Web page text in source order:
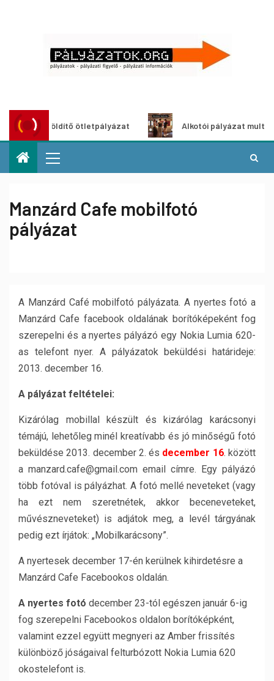
ötletpályázat Alkotói pályázat multimédia-
Manzárd Cafe mobilfotó
pályázat
A Manzárd Café mobilfotó pályázata. A nyertes fotó a
Manzárd Cafe facebook oldalának borítóképeként fog
szerepelni és a nyertes pályázó egy Nokia Lumia 620-
as telefont nyer. A pályázatok beküldési határideje:
2013. december 16.
A pályázat feltételei:
Kizárólag mobillal készült és kizárólag karácsonyi
témájú, lehetőleg minél kreatívabb és jó minőségű fotó
beküldése 2013. december 2. és december 16. között
a manzard.cafe@gmail.com email címre. Egy pályázó
több fotóval is pályázhat. A fotó mellé neveteket (vagy
ha ezt nem szeretnétek, akkor beceneveteket,
művészneveteket) is adjátok meg, a levél tárgyának
pedig ezt írjátok: „Mobilkarácsony”.
A nyertesek december 17-én kerülnek kihirdetésre a
Manzárd Cafe Facebookos oldalán.
A nyertes fotó december 23-tól egészen január 6-ig
fog szerepelni Facebookos oldalon borítóképként,
valamint ezzel együtt megnyeri az Amber frissítés
különböző jóságaival felturbózott Nokia Lumia 620
okostelefont is.